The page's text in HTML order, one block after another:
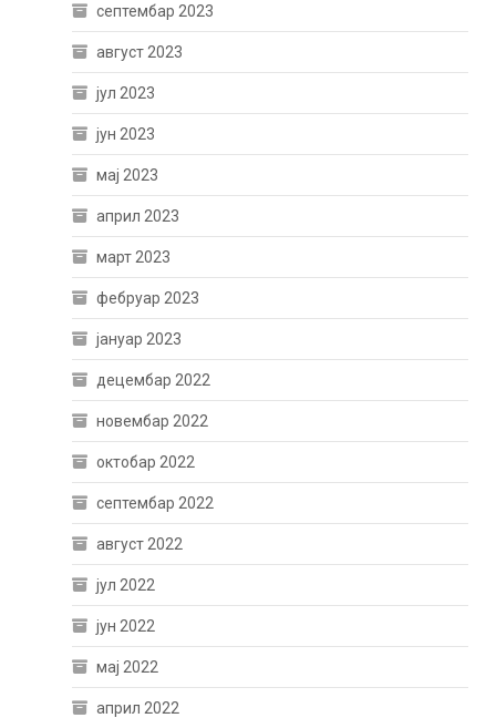
септембар 2023
август 2023
јул 2023
јун 2023
мај 2023
април 2023
март 2023
фебруар 2023
јануар 2023
децембар 2022
новембар 2022
октобар 2022
септембар 2022
август 2022
јул 2022
јун 2022
мај 2022
април 2022